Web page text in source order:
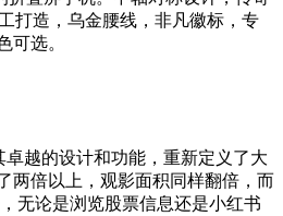
打造，乌金腰线，非凡徽标，专
可选。
越的设计和功能，重新定义了大
两倍以上，观影面积同样翻倍，而
无论是浏览股票信息还是小红书